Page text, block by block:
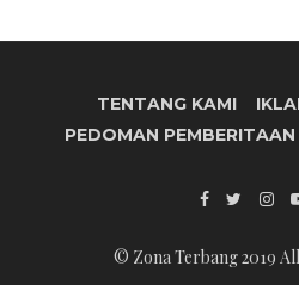
TENTANG KAMI
PEDOMAN
© Zona Terbang 2019